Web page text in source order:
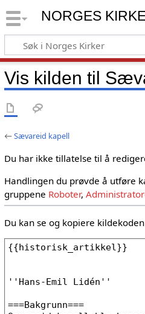
NORGES
Vis kilden til
←Sævareid kapell
Du har ikke tillatelse til å
Handlingen du prøvde å utføre
gruppene Roboter,
Du kan se og kopiere